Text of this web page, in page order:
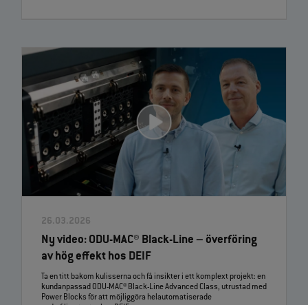
26.03.2026
Ny video: ODU‑MAC® Black‑Line – överföring
av hög effekt hos DEIF
Ta en titt bakom kulisserna och få insikter i ett komplext projekt: en
kundanpassad ODU‑MAC® Black‑Line Advanced Class, utrustad med
Power Blocks för att möjliggöra helautomatiserade